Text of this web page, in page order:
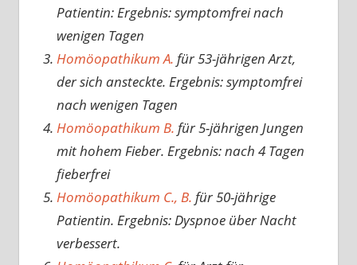
Patientin: Ergebnis: symptomfrei nach
wenigen Tagen
Homöopathikum A. für 53-jährigen Arzt,
der sich ansteckte. Ergebnis: symptomfrei
nach wenigen Tagen
Homöopathikum B. für 5-jährigen Jungen
mit hohem Fieber. Ergebnis: nach 4 Tagen
fieberfrei
Homöopathikum C., B. für 50-jährige
Patientin. Ergebnis: Dyspnoe über Nacht
verbessert.